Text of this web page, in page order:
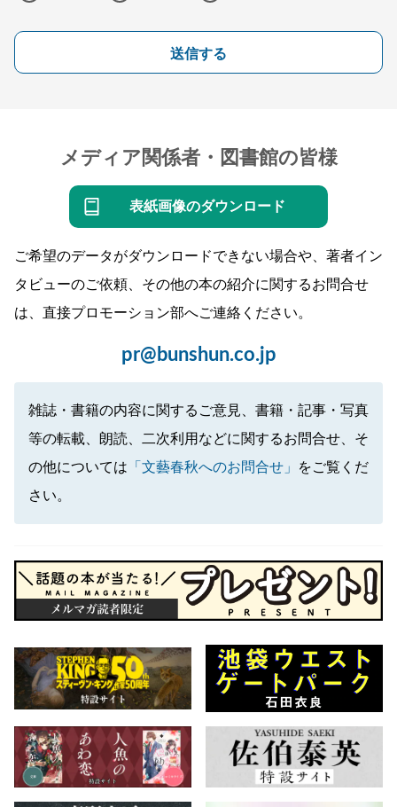
送信する
メディア関係者・図書館の皆様
表紙画像のダウンロード
ご希望のデータがダウンロードできない場合や、著者イン
タビューのご依頼、その他の本の紹介に関するお問合せ
は、直接プロモーション部へご連絡ください。
pr@bunshun.co.jp
雑誌・書籍の内容に関するご意見、書籍・記事・写真
等の転載、朗読、二次利用などに関するお問合せ、そ
の他については 「文藝春秋へのお問合せ」
をご覧くだ
さい。